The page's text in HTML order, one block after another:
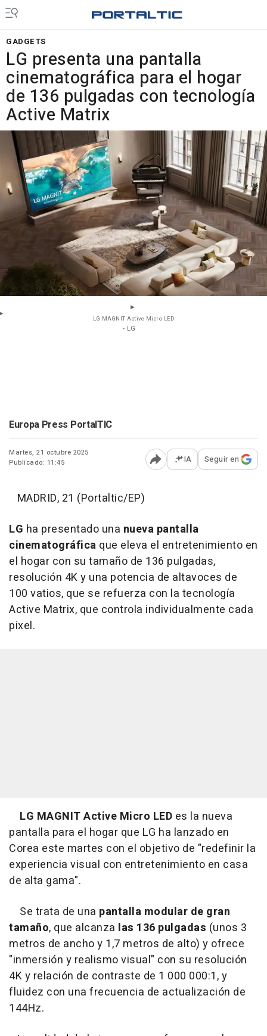
GADGETS
LG presenta una pantalla
cinematográfica para el hogar
de 136 pulgadas con tecnología
Active Matrix
LG MAGNIT Active Micro LED
- LG
Europa Press PortalTIC
Martes, 21 octubre 2025
Publicado: 11:45
Abrir opciones para
IA Seguir en
MADRID, 21 (Portaltic/EP)
LG ha presentado una nueva pantalla
cinematográfica que eleva el entretenimiento en
el hogar con su tamaño de 136 pulgadas,
resolución 4K y una potencia de altavoces de
100 vatios, que se refuerza con la tecnología
Active Matrix, que controla individualmente cada
pixel.
LG MAGNITActive Micro LED es la nueva
pantalla para el hogar que LG ha lanzado en
Corea este martes con el objetivo de "redefinir la
experiencia visual con entretenimiento en casa
de alta gama".
Se trata de una pantalla modular de gran
tamaño, que alcanza las 136 pulgadas (unos 3
metros de ancho y 1,7 metros de alto) y ofrece
"inmersión y realismo visual" con su resolución
4K y relación de contraste de 1 000 000:1, y
fluidez con una frecuencia de actualización de
144Hz.